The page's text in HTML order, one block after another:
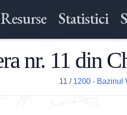
Resurse Statistici
nr. 11 din
11 / 1200 - Bazinul